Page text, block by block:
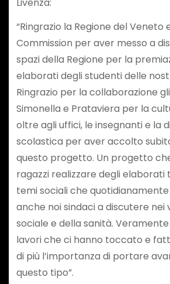
Livenza:
“Ringrazio la Regione del Veneto
Commission per aver messo a
spazi della Regione per la
elaborati degli studenti delle
Ringrazio per la collaborazione
Simonella e Prataviera per la
oltre agli uffici, le insegnanti e la
scolastica per aver accolto
questo progetto. Un progetto
ragazzi realizzare degli elaborati
temi sociali che
anche noi sindaci a discutere nei
sociale e della sanità.
lavori che ci hanno toccato e
di più l’importanza di portare
questo tipo”.